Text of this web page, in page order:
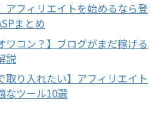
アフィリエイトを始めるなら登
まとめ
ワコン？】ブログがまだ稼げる
説
取り入れたい】アフィリエイト
なツール10選